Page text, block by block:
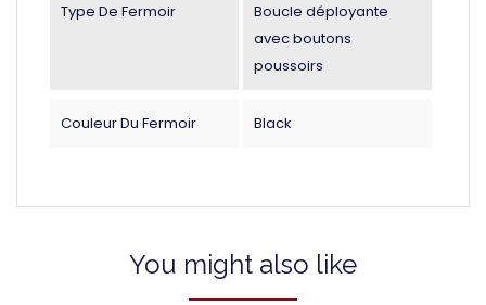
Type De Fermoir
Boucle déployante
avec boutons
poussoirs
Couleur Du Fermoir Black
You might also like